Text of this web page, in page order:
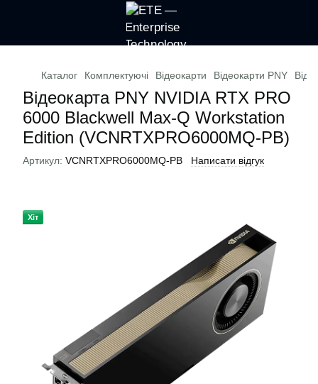
Каталог Комплектуючі Відеокарти Відеокарти PNY
Відеокарта PNY NVIDIA RTX PRO
6000 Blackwell Max-Q Workstation
Edition (VCNRTXPRO6000MQ-PB)
Артикул: VCNRTXPRO6000MQ-PB Написати відгук
Хіт